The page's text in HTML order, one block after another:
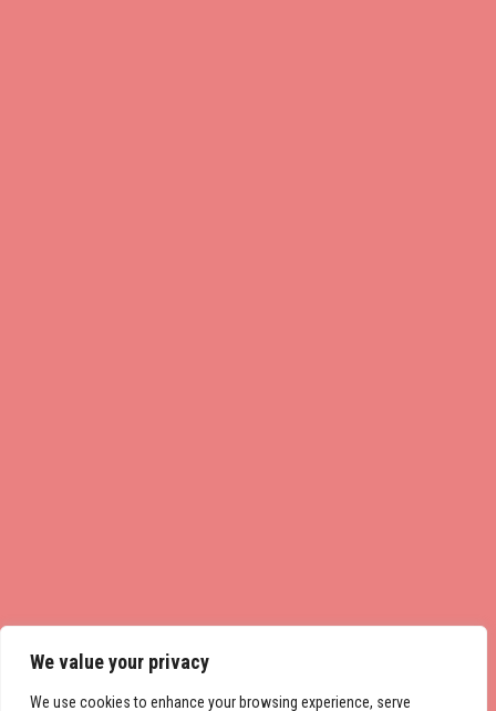
We value your privacy
We use cookies to enhance your browsing experience, serve